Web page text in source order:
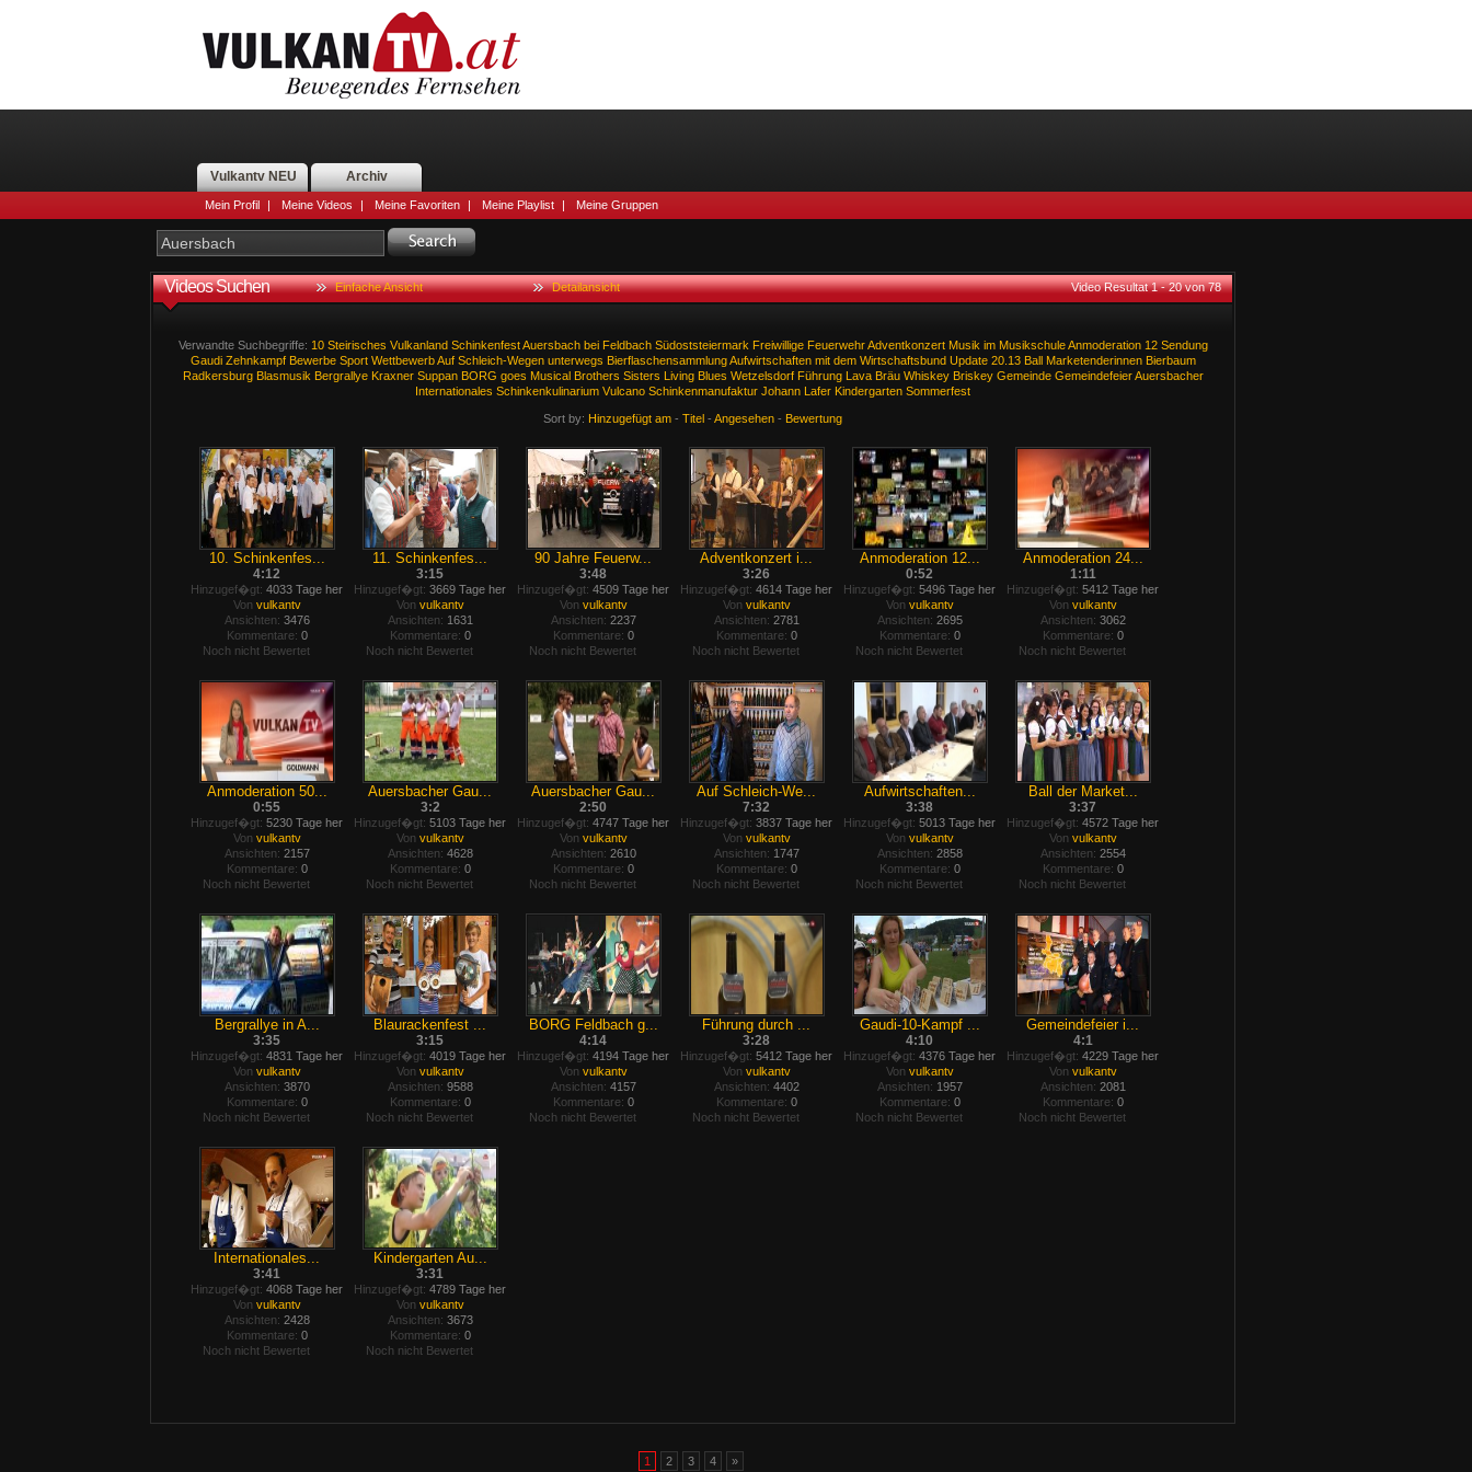
Vulkantv NEU Archiv
Mein Profil | Meine Videos | Meine Favoriten | Meine Playlist | Meine Gruppen
Videos Suchen Einfache Ansicht Detailansicht Video Resultat 1 - 20 von 78
Verwandte Suchbegriffe: 10 Steirisches Vulkanland Schinkenfest Auersbach bei Feldbach Südoststeiermark Freiwillige Feuerwehr Adventkonzert Musik im Musikschule Anmoderation 12 Sendung
Gaudi Zehnkampf Bewerbe Sport Wettbewerb Auf Schleich-Wegen unterwegs Bierflaschensammlung Aufwirtschaften mit dem Wirtschaftsbund Update 20.13 Ball Marketenderinnen Bierbaum
Radkersburg Blasmusik Bergrallye Kraxner Suppan BORG goes Musical Brothers Sisters Living Blues Wetzelsdorf Führung Lava Bräu Whiskey Briskey Gemeinde Gemeindefeier Auersbacher
Internationales Schinkenkulinarium Vulcano Schinkenmanufaktur Johann Lafer Kindergarten Sommerfest
Sort by: Hinzugefügt am - Titel - Angesehen - Bewertung
10. Schinkenfes...
4:12
Hinzugef�gt: 4033 Tage her
Von vulkantv
Ansichten: 3476
Kommentare: 0
Noch nicht Bewertet
11. Schinkenfes...
3:15
Hinzugef�gt: 3669 Tage her
Von vulkantv
Ansichten: 1631
Kommentare: 0
Noch nicht Bewertet
90 Jahre Feuerw...
3:48
Hinzugef�gt: 4509 Tage her
Von vulkantv
Ansichten: 2237
Kommentare: 0
Noch nicht Bewertet
Adventkonzert i...
3:26
Hinzugef�gt: 4614 Tage her
Von vulkantv
Ansichten: 2781
Kommentare: 0
Noch nicht Bewertet
Anmoderation 12...
0:52
Hinzugef�gt: 5496 Tage her
Von vulkantv
Ansichten: 2695
Kommentare: 0
Noch nicht Bewertet
Anmoderation 24...
1:11
Hinzugef�gt: 5412 Tage her
Von vulkantv
Ansichten: 3062
Kommentare: 0
Noch nicht Bewertet
Anmoderation 50...
0:55
Hinzugef�gt: 5230 Tage her
Von vulkantv
Ansichten: 2157
Kommentare: 0
Noch nicht Bewertet
Auersbacher Gau...
3:2
Hinzugef�gt: 5103 Tage her
Von vulkantv
Ansichten: 4628
Kommentare: 0
Noch nicht Bewertet
Auersbacher Gau...
2:50
Hinzugef�gt: 4747 Tage her
Von vulkantv
Ansichten: 2610
Kommentare: 0
Noch nicht Bewertet
Auf Schleich-We...
7:32
Hinzugef�gt: 3837 Tage her
Von vulkantv
Ansichten: 1747
Kommentare: 0
Noch nicht Bewertet
Aufwirtschaften...
3:38
Hinzugef�gt: 5013 Tage her
Von vulkantv
Ansichten: 2858
Kommentare: 0
Noch nicht Bewertet
Ball der Market...
3:37
Hinzugef�gt: 4572 Tage her
Von vulkantv
Ansichten: 2554
Kommentare: 0
Noch nicht Bewertet
Bergrallye in A...
3:35
Hinzugef�gt: 4831 Tage her
Von vulkantv
Ansichten: 3870
Kommentare: 0
Noch nicht Bewertet
Blaurackenfest ...
3:15
Hinzugef�gt: 4019 Tage her
Von vulkantv
Ansichten: 9588
Kommentare: 0
Noch nicht Bewertet
BORG Feldbach g...
4:14
Hinzugef�gt: 4194 Tage her
Von vulkantv
Ansichten: 4157
Kommentare: 0
Noch nicht Bewertet
Führung durch ...
3:28
Hinzugef�gt: 5412 Tage her
Von vulkantv
Ansichten: 4402
Kommentare: 0
Noch nicht Bewertet
Gaudi-10-Kampf ...
4:10
Hinzugef�gt: 4376 Tage her
Von vulkantv
Ansichten: 1957
Kommentare: 0
Noch nicht Bewertet
Gemeindefeier i...
4:1
Hinzugef�gt: 4229 Tage her
Von vulkantv
Ansichten: 2081
Kommentare: 0
Noch nicht Bewertet
Internationales...
3:41
Hinzugef�gt: 4068 Tage her
Von vulkantv
Ansichten: 2428
Kommentare: 0
Noch nicht Bewertet
Kindergarten Au...
3:31
Hinzugef�gt: 4789 Tage her
Von vulkantv
Ansichten: 3673
Kommentare: 0
Noch nicht Bewertet
1 2 3 4 »